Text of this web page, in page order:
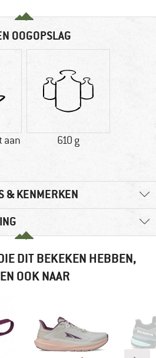
OOGOPSLAG
aan 610 g
& KENMERKEN
DIT BEKEKEN HEBBEN,
OOK NAAR